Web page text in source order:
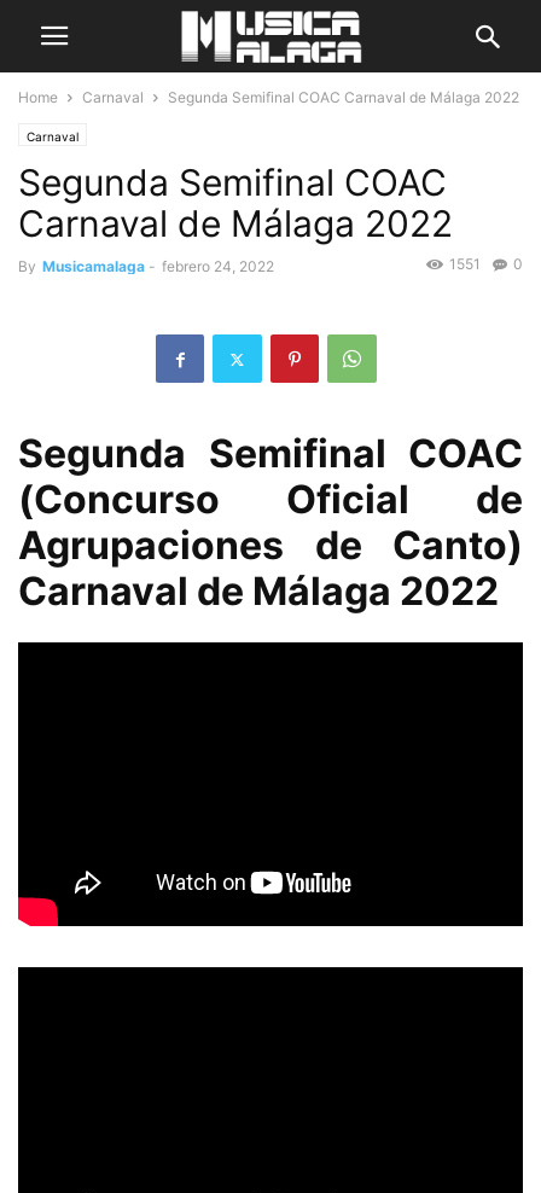
Home Carnaval Segunda Semifinal COAC Carnaval de Málaga 2022
Carnaval
Segunda Semifinal COAC
Carnaval de Málaga 2022
By Musicamalaga - febrero 24, 2022 0
1551
Segunda Semifinal COAC
(Concurso Oficial de
Agrupaciones de Canto)
Carnaval de Málaga 2022